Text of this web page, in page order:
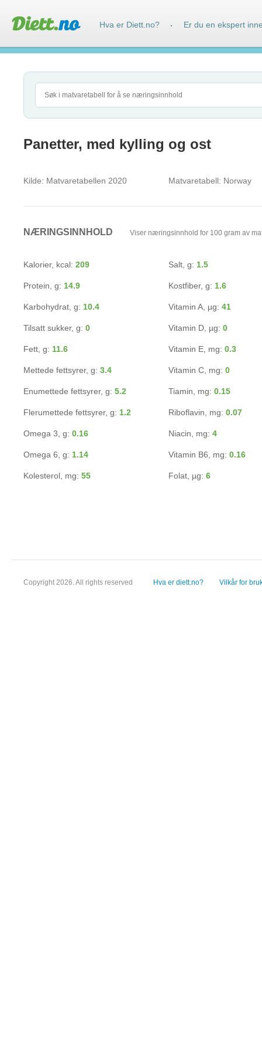
Panetter, med kylling og ost
Kilde: Matvaretabellen 2020 Matvaretabell: Norway
NÆRINGSINNHOLD Viser næringsinnhold for 100 gram av
Kalorier, kcal: 209
Protein, g: 14.9
Karbohydrat, g: 10.4
Tilsatt sukker, g: 0
Fett, g: 11.6
Mettede fettsyrer, g: 3.4
Enumettede fettsyrer, g: 5.2
Flerumettede fettsyrer, g: 1.2
Omega 3, g: 0.16
Omega 6, g: 1.14
Kolesterol, mg: 55
Salt, g: 1.5
Kostfiber, g: 1.6
Vitamin A, µg: 41
Vitamin D, µg: 0
Vitamin E, mg: 0.3
Vitamin C, mg: 0
Tiamin, mg: 0.15
Riboflavin, mg: 0.07
Niacin, mg: 4
Vitamin B6, mg: 0.16
Folat, µg: 6
Copyright 2026. All rights reserved Hva er diett.no? Vilkår for
Hva er Diett.no? · Er du en ekspert